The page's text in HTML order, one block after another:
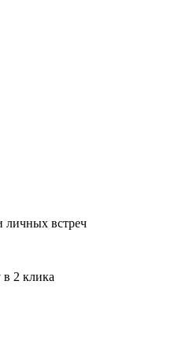
личных встреч
в 2 клика